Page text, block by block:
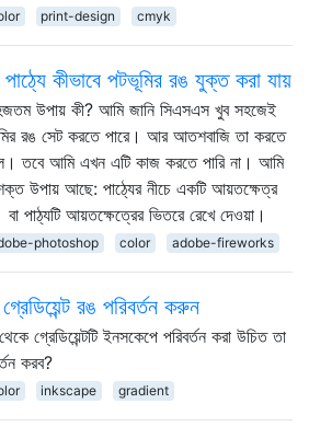
print-design cmyk
কীভাবে পটভূমির রঙ যুক্ত করা যায়
উপায় কী? আমি জানি সিএসএস খুব সহজেই
রঙ সেট করতে পারে। আর আতশবাজি তা করতে
তবে আমি এখন এটি কাজ করতে পারি না। আমি
উপায় আছে: পাঠ্যের নীচে একটি আয়তক্ষেত্র
পাঠ্যটি আয়তক্ষেত্রের ভিতরে রেখে দেওয়া।
photoshop color adobe-fireworks
রঙ পরিবর্তন করুন
গ্রেডিয়েন্টটি ইনসকেপে পরিবর্তন করা উচিত তা
করব?
inkscape gradient